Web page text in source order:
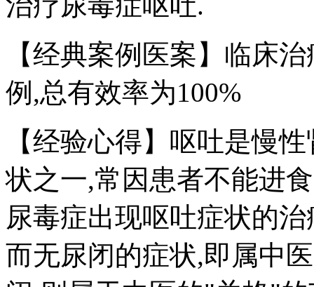
【经典案例医案】临床
例,总有效率为100%
【经验心得】呕吐是慢
状之一,常因患者不能进
尿毒症出现呕吐症状的
而无尿闭的症状,即属中